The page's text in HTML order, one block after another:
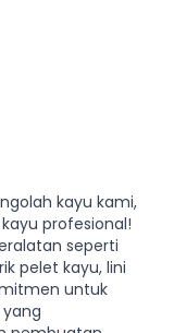
kayu kami,
profesional!
seperti
pelet kayu, lini
untuk